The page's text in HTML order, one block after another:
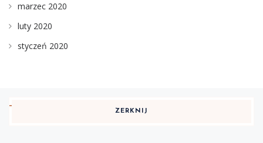
marzec 2020
luty 2020
styczeń 2020
ZERKNIJ